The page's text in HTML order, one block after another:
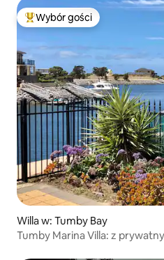
Najpopularniejsze z kategorii
Wybór gości
Willa w: Tumby Bay
Tumby Marina Villa: z